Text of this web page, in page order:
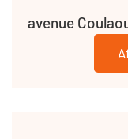
avenue